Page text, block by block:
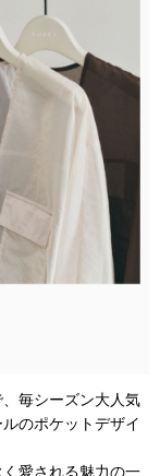
毎シーズン大人気
のポケットデザイ
愛される魅力の一